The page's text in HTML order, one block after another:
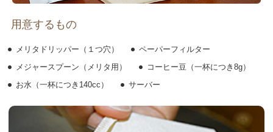
用意するもの
メリタドリッパー（１つ穴）
ペーパーフィルター
メジャースプーン（メリタ用）
コーヒー豆（一杯につき8g）
お水（一杯につき140cc）
サーバー